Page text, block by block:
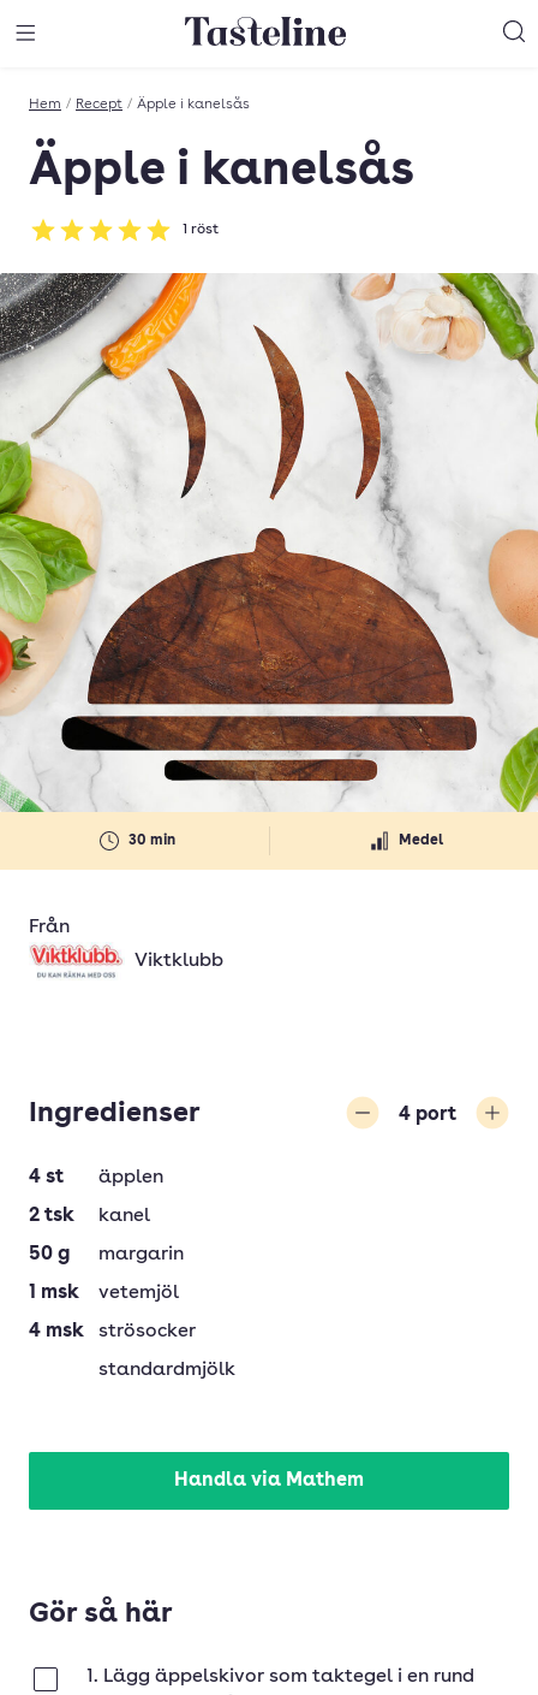
Till Tastelines startsida
Hem / Recept / Äpple i kanelsås
Äpple i kanelsås
Betyg: 5 av 5
1 röst
30 min Medel
Från
Viktklubb
Ingredienser 4 port
4 st
äpplen
2 tsk
kanel
50 g
margarin
1 msk
vetemjöl
4 msk
strösocker
standardmjölk
Handla via Mathem
Gör så här
1. Lägg äppelskivor som taktegel i en rund